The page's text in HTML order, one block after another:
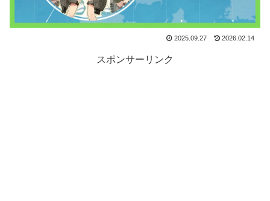
2025.09.27 2026.02.14
スポンサーリンク